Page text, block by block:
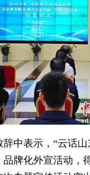
表示，“云话山
品牌化外宣活动，